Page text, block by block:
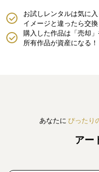
購入した作品は「売却」
所有作品が資産になる！
お試しレンタルは気に入
イメージと違ったら交換
あなたに ぴったり
アー